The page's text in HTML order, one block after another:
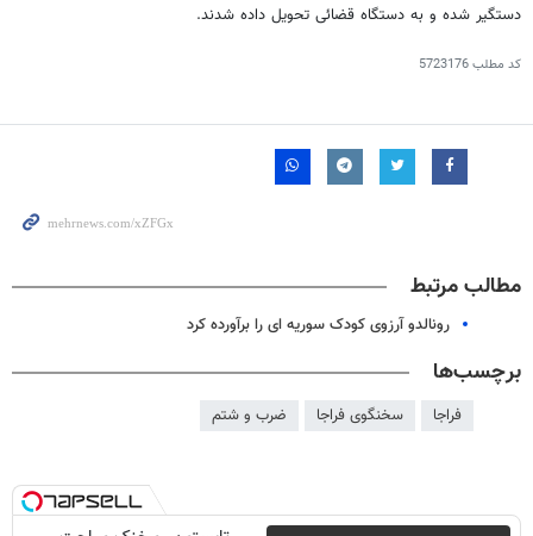
دستگیر شده و به دستگاه قضائی تحویل داده شدند.
کد مطلب5723176
مطالب مرتبط
رونالدو آرزوی کودک سوریه ای را برآورده کرد
برچسب‌ها
فراجا سخنگوی فراجا ضرب و شتم